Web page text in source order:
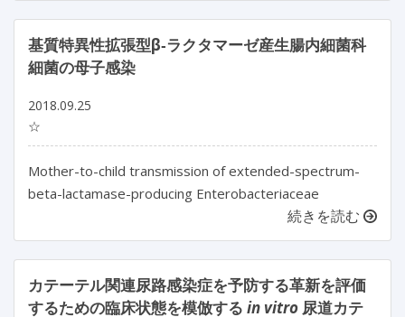
基質特異性拡張型β‐ラクタマーゼ産生腸内細菌科
細菌の母子感染
2018.09.25
☆
Mother-to-child transmission of extended-spectrum-
beta-lactamase-producing Enterobacteriaceae
続きを読む
カテーテル関連尿路感染症を予防する革新を評価
するための臨床状態を模倣する in vitro 尿道カテ